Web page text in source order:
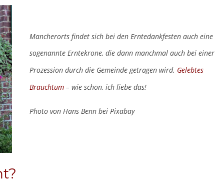
Mancherorts findet sich bei den Erntedankfesten auch eine
sogenannte Erntekrone, die dann manchmal auch bei einer
Prozession durch die Gemeinde getragen wird. Gelebtes
Brauchtum – wie schön, ich liebe das!
Photo von Hans Benn bei Pixabay